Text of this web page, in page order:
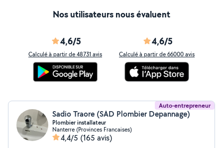
Nos utilisateurs nous évaluent
4,6/5
Calculé à partir de 48731 avis
4,6/5
Calculé à partir de 66000 avis
Auto-entrepreneur
Sadio Traore (SAD Plombier Depannage)
Plombier installateur
Nanterre (Provinces Francaises)
4,4/5 (165 avis)